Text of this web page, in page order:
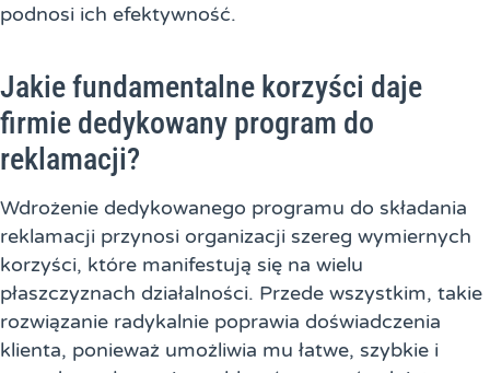
podnosi ich efektywność.
Jakie fundamentalne korzyści daje
firmie dedykowany program do
reklamacji?
Wdrożenie dedykowanego programu do składania
reklamacji przynosi organizacji szereg wymiernych
korzyści, które manifestują się na wielu
płaszczyznach działalności. Przede wszystkim, takie
rozwiązanie radykalnie poprawia doświadczenia
klienta, ponieważ umożliwia mu łatwe, szybkie i